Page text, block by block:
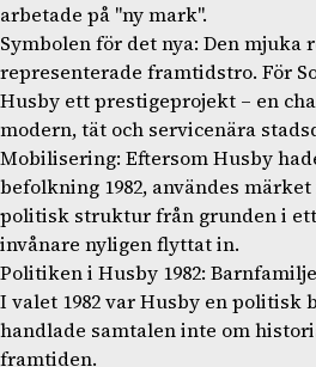
arbetade på "ny mark".
Symbolen för det nya: Den mjuka
representerade framtidstro. För
Husby ett prestigeprojekt – en
modern, tät och servicenära
Mobilisering: Eftersom Husby
befolkning 1982, användes
politisk struktur från grunden i
invånare nyligen flyttat in.
Politiken i Husby 1982:
I valet 1982 var Husby en politisk
handlade samtalen inte om
framtiden.